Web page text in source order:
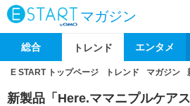
マガジン
総合 トレンド エンタメ
E START トップページ トレンド マガジン
新製品「Here.ママニプルケア